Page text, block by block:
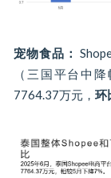
宠物食品：
（三国平台中
7764.37万元， 环